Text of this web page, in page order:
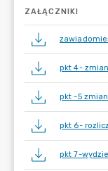
ZAŁĄCZNIKI
pkt 4-
pkt -5
pkt 6-
pkt 7-